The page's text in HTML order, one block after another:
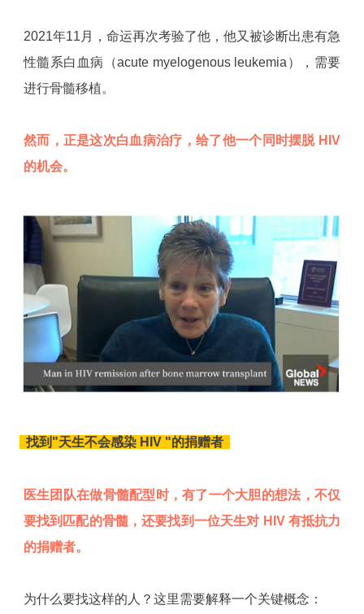
2021年11月，命运再次考验了他，他又被诊断出患有急
性髓系白血病（acute myelogenous leukemia），需要
进行骨髓移植。
然而，正是这次白血病治疗，给了他一个同时摆脱 HIV
的机会。
找到"天生不会感染 HIV "的捐赠者
医生团队在做骨髓配型时，有了一个大胆的想法，不仅
要找到匹配的骨髓，还要找到一位天生对 HIV 有抵抗力
的捐赠者。
为什么要找这样的人？这里需要解释一个关键概念：